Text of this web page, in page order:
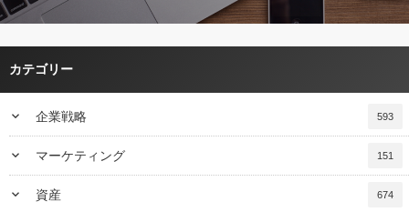
カテゴリー
keyboard_arrow_down 企業戦略 593
keyboard_arrow_down マーケティング 151
keyboard_arrow_down 資産 674